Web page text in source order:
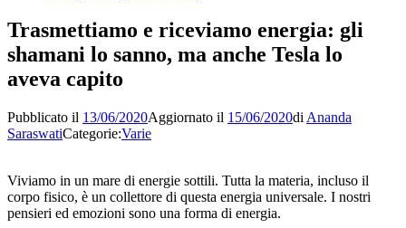
Trasmettiamo e riceviamo energia: gli
shamani lo sanno, ma anche Tesla lo
aveva capito
Pubblicato il 13/06/2020Aggiornato il 15/06/2020di Ananda
SaraswatiCategorie:Varie
Viviamo in un mare di energie sottili. Tutta la materia, incluso il
corpo fisico, è un collettore di questa energia universale. I nostri
pensieri ed emozioni sono una forma di energia.